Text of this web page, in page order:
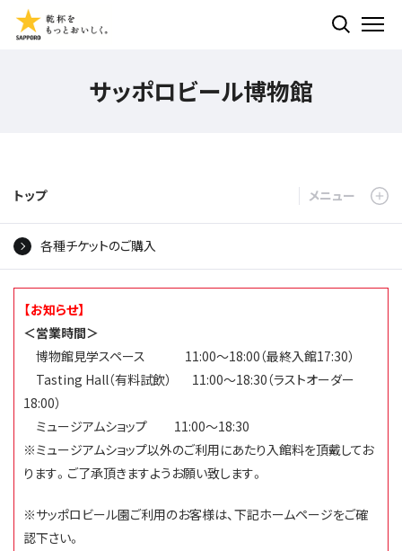
検索する
サッポロビール博物館
トップ
各種チケットのご購入
【お知らせ】
＜営業時間＞
博物館見学スペース
11:00～18:00（最終入館17:30）
Tasting Hall（有料試飲）
11:00～18:30（ラストオーダー
18:00）
ミュージアムショップ
11:00～18:30
※ミュージアムショップ以外のご利用にあたり入館料を頂戴してお
ります。ご了承頂きますようお願い致します。
※サッポロビール園ご利用のお客様は、下記ホームページをご確
認下さい。